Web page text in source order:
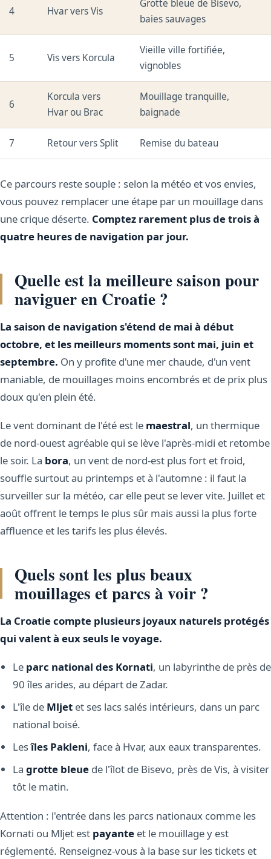
4 Hvar vers Vis
Grotte bleue de Bisevo,
baies sauvages
5 Vis vers Korcula
Vieille ville fortifiée,
vignobles
6
Korcula vers
Hvar ou Brac
Mouillage tranquille,
baignade
7 Retour vers Split Remise du bateau
Ce parcours reste souple : selon la météo et vos envies,
vous pouvez remplacer une étape par un mouillage dans
une crique déserte. Comptez rarement plus de trois à
quatre heures de navigation par jour.
Quelle est la meilleure saison pour
naviguer en Croatie ?
La saison de navigation s'étend de mai à début
octobre, et les meilleurs moments sont mai, juin et
septembre. On y profite d'une mer chaude, d'un vent
maniable, de mouillages moins encombrés et de prix plus
doux qu'en plein été.
Le vent dominant de l'été est le maestral, un thermique
de nord-ouest agréable qui se lève l'après-midi et retombe
le soir. La bora, un vent de nord-est plus fort et froid,
souffle surtout au printemps et à l'automne : il faut la
surveiller sur la météo, car elle peut se lever vite. Juillet et
août offrent le temps le plus sûr mais aussi la plus forte
affluence et les tarifs les plus élevés.
Quels sont les plus beaux
mouillages et parcs à voir ?
La Croatie compte plusieurs joyaux naturels protégés
qui valent à eux seuls le voyage.
Le parc national des Kornati, un labyrinthe de près de
90 îles arides, au départ de Zadar.
L'île de Mljetet ses lacs salés intérieurs, dans un parc
national boisé.
Lesîles Pakleni, face à Hvar, aux eaux transparentes.
La grotte bleuede l'îlot de Bisevo, près de Vis, à visiter
tôt le matin.
Attention : l'entrée dans les parcs nationaux comme les
Kornati ou Mljet est payante et le mouillage y est
réglementé. Renseignez-vous à la base sur les tickets et